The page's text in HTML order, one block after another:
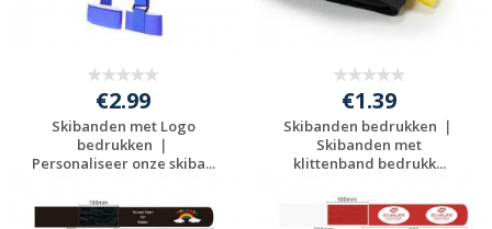
€2.99
Skibanden met Logo
bedrukken ｜
Personaliseer onze skiba...
Gratis offerte
aanvragen
€1.39
Skibanden bedrukken ｜
Skibanden met
klittenband bedrukk...
Gratis offerte
aanvragen